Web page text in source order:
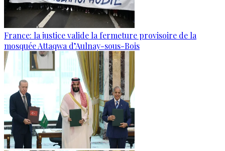
France: la justice valide la fermeture provisoire de la
mosquée Attaqwa d’Aulnay-sous-Bois